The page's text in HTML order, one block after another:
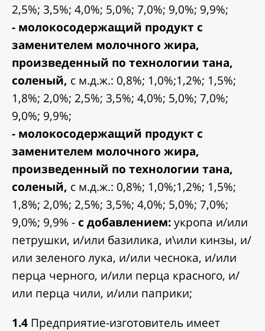
2,5%; 3,5%; 4,0%; 5,0%; 7,0%; 9,0%; 9,9%;
- молокосодержащий продукт с
заменителем молочного жира,
произведенный по технологии тана,
соленый, с м.д.ж.: 0,8%; 1,0%;1,2%; 1,5%;
1,8%; 2,0%; 2,5%; 3,5%; 4,0%; 5,0%; 7,0%;
9,0%; 9,9%;
- молокосодержащий продукт с
заменителем молочного жира,
произведенный по технологии тана,
соленый, с м.д.ж.: 0,8%; 1,0%;1,2%; 1,5%;
1,8%; 2,0%; 2,5%; 3,5%; 4,0%; 5,0%; 7,0%;
9,0%; 9,9% -с добавлением:укропа и/или
петрушки, и/или базилика, и\или кинзы, и/
или зеленого лука, и/или чеснока, и/или
перца черного, и/или перца красного, и/
или перца чили, и/или паприки;
1.4 Предприятие-изготовитель имеет